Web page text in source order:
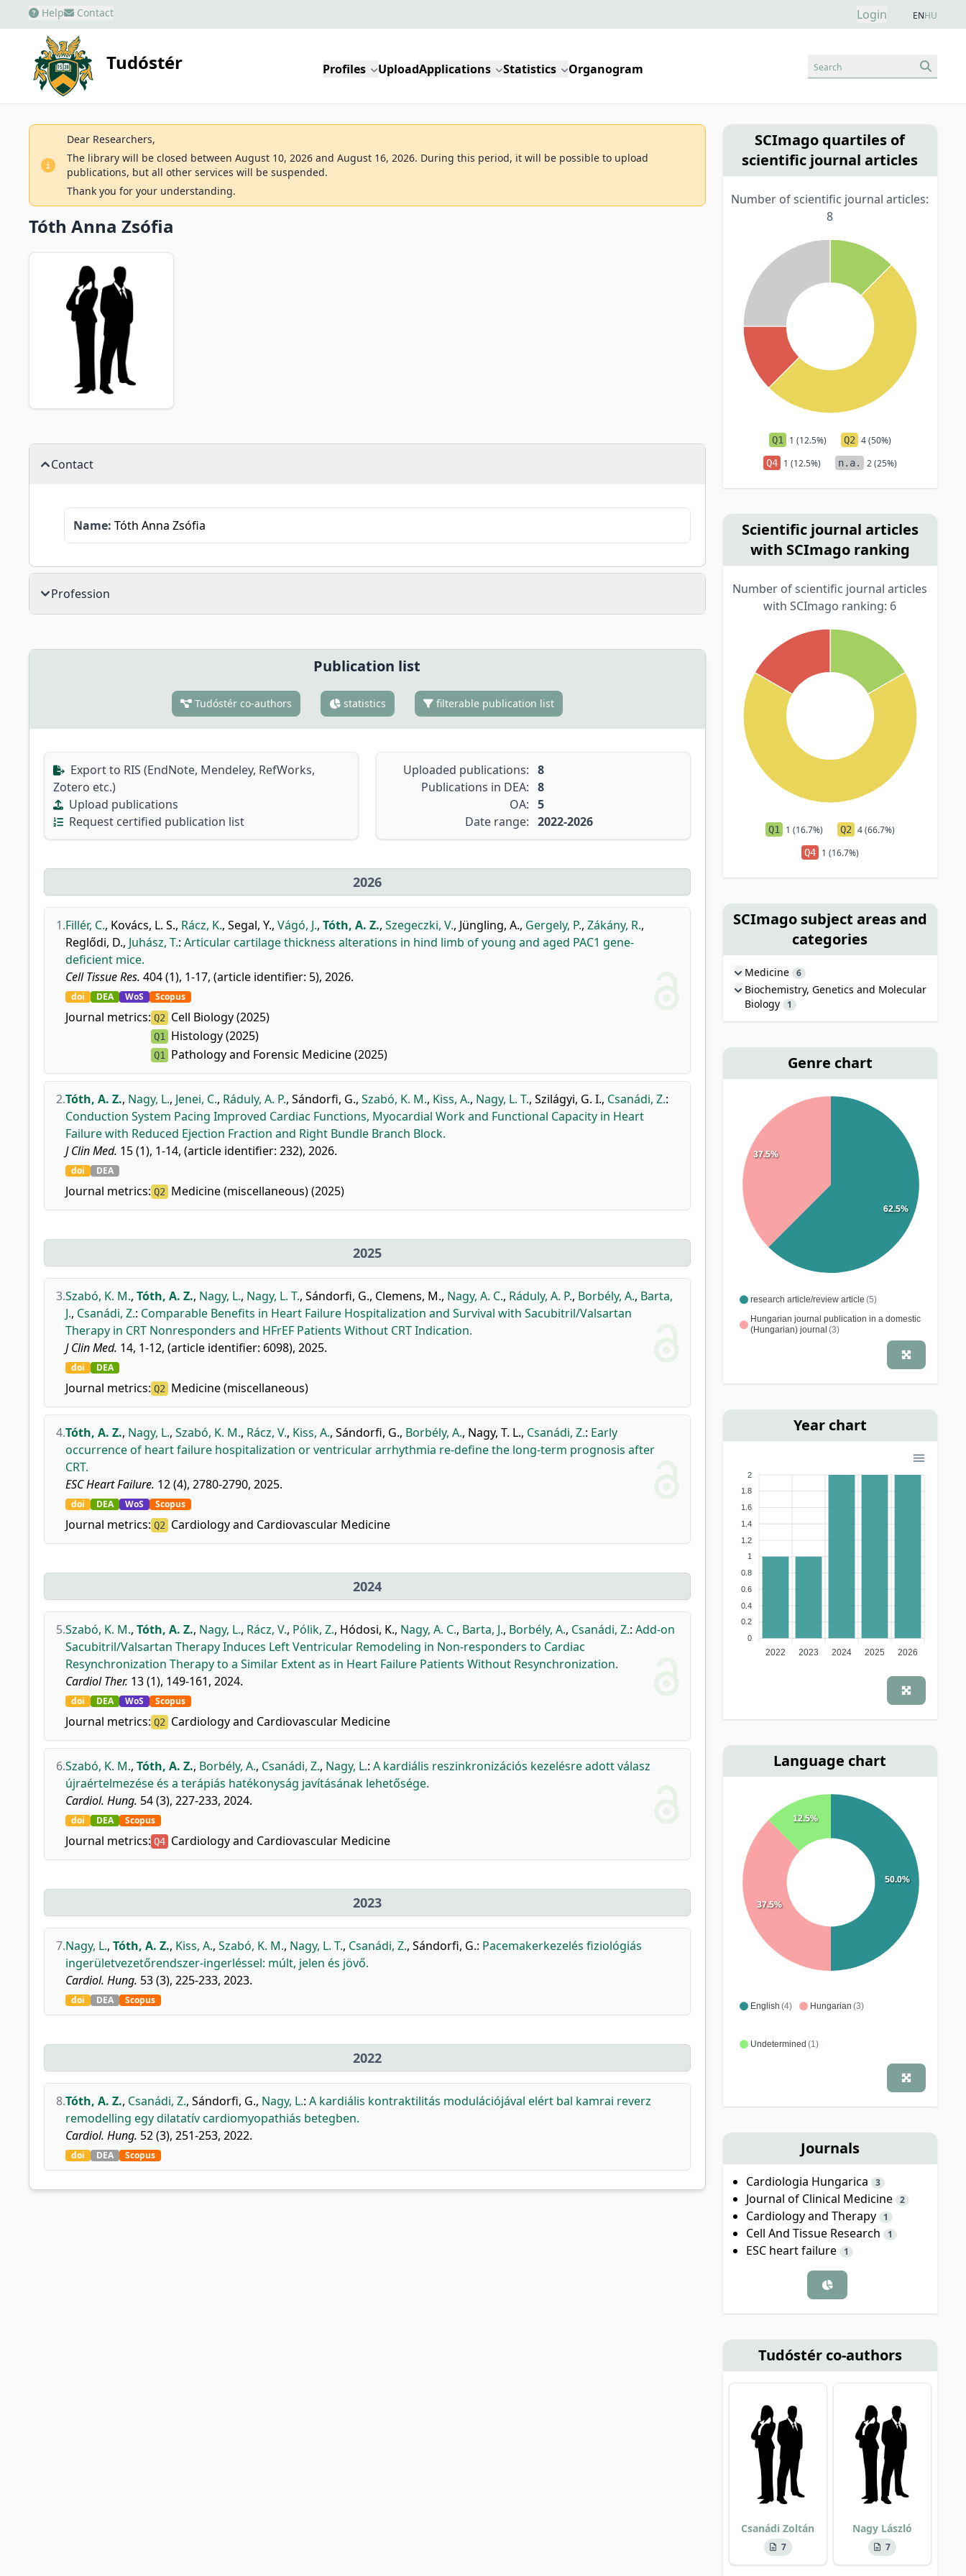
Help Contact Login ENHU
Tudóstér Profiles UploadApplications Statistics Organogram Search
Dear Researchers,
The library will be closed between August 10, 2026 and August 16, 2026. During this period, it will be possible to upload
publications, but all other services will be suspended.
Thank you for your understanding.
Tóth Anna Zsófia
Contact
Name: Tóth Anna Zsófia
Profession
Publication list
Tudóstér co-authors statistics filterable publication list
Export to RIS (EndNote, Mendeley, RefWorks,
Zotero etc.)
Upload publications
Request certified publication list
Uploaded publications: 8
Publications in DEA: 8
OA: 5
Date range: 2022-2026
2026
1.Fillér, C., Kovács, L. S., Rácz, K., Segal, Y., Vágó, J., Tóth, A. Z., Szegeczki, V., Jüngling, A., Gergely, P., Zákány, R.,
Reglődi, D., Juhász, T.: Articular cartilage thickness alterations in hind limb of young and aged PAC1 gene-
deficient mice.
Cell Tissue Res. 404 (1), 1-17, (article identifier: 5), 2026.
doi DEA WoS Scopus
Journal metrics: Q2 Cell Biology (2025)
Q1 Histology (2025)
Q1 Pathology and Forensic Medicine (2025)
2.Tóth, A. Z., Nagy, L., Jenei, C., Ráduly, A. P., Sándorfi, G., Szabó, K. M., Kiss, A., Nagy, L. T., Szilágyi, G. I., Csanádi, Z.:
Conduction System Pacing Improved Cardiac Functions, Myocardial Work and Functional Capacity in Heart
Failure with Reduced Ejection Fraction and Right Bundle Branch Block.
J Clin Med. 15 (1), 1-14, (article identifier: 232), 2026.
doi DEA
Journal metrics: Q2 Medicine (miscellaneous) (2025)
2025
3.Szabó, K. M., Tóth, A. Z., Nagy, L., Nagy, L. T., Sándorfi, G., Clemens, M., Nagy, A. C., Ráduly, A. P., Borbély, A., Barta,
J., Csanádi, Z.: Comparable Benefits in Heart Failure Hospitalization and Survival with Sacubitril/Valsartan
Therapy in CRT Nonresponders and HFrEF Patients Without CRT Indication.
J Clin Med. 14, 1-12, (article identifier: 6098), 2025.
doi DEA
Journal metrics: Q2 Medicine (miscellaneous)
4.Tóth, A. Z., Nagy, L., Szabó, K. M., Rácz, V., Kiss, A., Sándorfi, G., Borbély, A., Nagy, T. L., Csanádi, Z.: Early
occurrence of heart failure hospitalization or ventricular arrhythmia re-define the long-term prognosis after
CRT.
ESC Heart Failure. 12 (4), 2780-2790, 2025.
doi DEA WoS Scopus
Journal metrics: Q2 Cardiology and Cardiovascular Medicine
2024
5.Szabó, K. M., Tóth, A. Z., Nagy, L., Rácz, V., Pólik, Z., Hódosi, K., Nagy, A. C., Barta, J., Borbély, A., Csanádi, Z.: Add-on
Sacubitril/Valsartan Therapy Induces Left Ventricular Remodeling in Non-responders to Cardiac
Resynchronization Therapy to a Similar Extent as in Heart Failure Patients Without Resynchronization.
Cardiol Ther. 13 (1), 149-161, 2024.
doi DEA WoS Scopus
Journal metrics: Q2 Cardiology and Cardiovascular Medicine
6.Szabó, K. M., Tóth, A. Z., Borbély, A., Csanádi, Z., Nagy, L.: A kardiális reszinkronizációs kezelésre adott válasz
újraértelmezése és a terápiás hatékonyság javításának lehetősége.
Cardiol. Hung. 54 (3), 227-233, 2024.
doi DEA Scopus
Journal metrics: Q4 Cardiology and Cardiovascular Medicine
2023
7.Nagy, L., Tóth, A. Z., Kiss, A., Szabó, K. M., Nagy, L. T., Csanádi, Z., Sándorfi, G.: Pacemakerkezelés fiziológiás
ingerületvezetőrendszer-ingerléssel: múlt, jelen és jövő.
Cardiol. Hung. 53 (3), 225-233, 2023.
doi DEA Scopus
2022
8.Tóth, A. Z., Csanádi, Z., Sándorfi, G., Nagy, L.: A kardiális kontraktilitás modulációjával elért bal kamrai reverz
remodelling egy dilatatív cardiomyopathiás betegben.
Cardiol. Hung. 52 (3), 251-253, 2022.
doi DEA Scopus
SCImago quartiles of
scientific journal articles
Number of scientific journal articles:
8
Q1 1 (12.5%) Q2 4 (50%)
Q4 1 (12.5%) n.a. 2 (25%)
Scientific journal articles
with SCImago ranking
Number of scientific journal articles
with SCImago ranking: 6
Q1 1 (16.7%) Q2 4 (66.7%)
Q4 1 (16.7%)
SCImago subject areas and
categories
Medicine 6
Biochemistry, Genetics and Molecular
Biology
1
Genre chart
research article/review article (5)
Hungarian journal publication in a domestic
(Hungarian) journal (3)
62.5%
37.5%
Year chart
2
1.8
1.6
1.4
1.2
1
0.8
0.6
0.4
0.2
0
2022 2023 2024 2025 2026
Language chart
English (4) Hungarian (3)
Undetermined (1)
50.0%
37.5%
12.5%
Journals
Cardiologia Hungarica 3
Journal of Clinical Medicine 2
Cardiology and Therapy 1
Cell And Tissue Research 1
ESC heart failure 1
Tudóstér co-authors
Csanádi Zoltán
7
Nagy László
7